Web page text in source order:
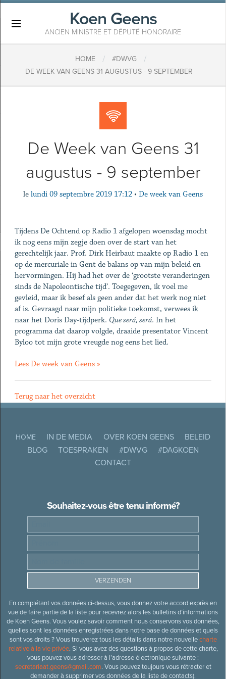
Koen Geens
ANCIEN MINISTRE ET DÉPUTÉ HONORAIRE
HOME / #DWVG /
DE WEEK VAN GEENS 31 AUGUSTUS - 9 SEPTEMBER
De Week van Geens 31
augustus - 9 september
le lundi 09 septembre 2019 17:12 • De week van Geens
Tijdens De Ochtend op Radio 1 afgelopen woensdag mocht
ik nog eens mijn zegje doen over de start van het
gerechtelijk jaar. Prof. Dirk Heirbaut maakte op Radio 1 en
op de mercuriale in Gent de balans op van mijn beleid en
hervormingen. Hij had het over de ‘grootste veranderingen
sinds de Napoleontische tijd’. Toegegeven, ik voel me
gevleid, maar ik besef als geen ander dat het werk nog niet
af is. Gevraagd naar mijn politieke toekomst, verwees ik
naar het Doris Day-tijdperk. Que será, será. In het
programma dat daarop volgde, draaide presentator Vincent
Byloo tot mijn grote vreugde nog eens het lied.
Lees De week van Geens »
Terug naar het overzicht
HOME IN DE MEDIA OVER KOEN GEENS
BELEID
BLOG
TOESPRAKEN #DWVG
#DAGKOEN
CONTACT
Souhaitez-vous être tenu informé?
En complétant vos données ci-dessus, vous donnez votre accord exprès en
vue de faire partie de la liste pour recevrez alors les bulletins d’informations
de Koen Geens. Vous voulez savoir comment nous conservons vos données,
quelles sont les données enregistrées dans notre base de données et quels
sont vos droits ? Vous trouverez tous les détails dans notre nouvellecharte
relative à la vie privée. Si vous avez des questions à propos de cette charte,
vous pouvez vous adresser à l’adresse électronique suivante :
secretariaat.geens@gmail.com. Vous pouvez toujours vous rétracter et
demander à supprimer vos données de la liste de contacts).